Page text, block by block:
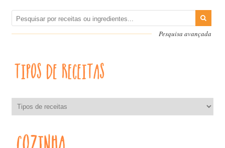
Pesquisa avançada